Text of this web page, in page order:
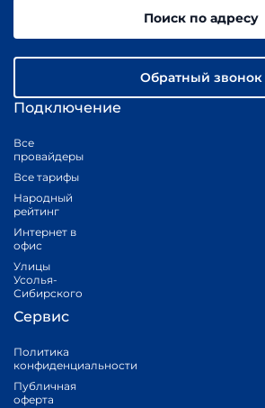
Подключение
Все
провайдеры
Все тарифы
Народный
рейтинг
Интернет в
офис
Улицы
Усолья-
Сибирского
Сервис
Политика
конфиденциальности
Публичная
оферта
Поиск по адресу
Обратный звонок